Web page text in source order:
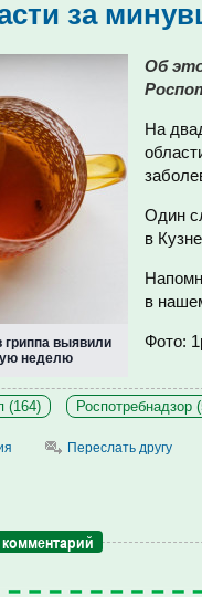
за
гриппа выявили
неделю
Об
На
Один
в
в
Фото:
(164) Роспотребнадзор
Переслать другу